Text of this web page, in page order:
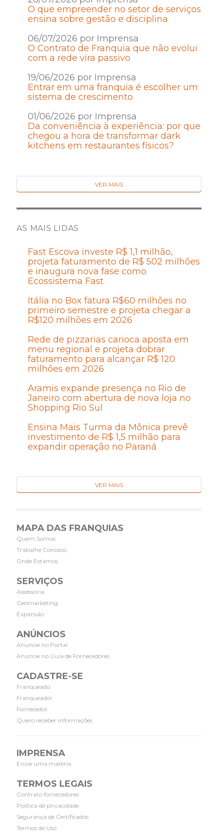
O que empreender no setor de serviços
ensina sobre gestão e disciplina
06/07/2026 por Imprensa
O Contrato de Franquia que não evolui
com a rede vira passivo
19/06/2026 por Imprensa
Entrar em uma franquia é escolher um
sistema de crescimento
01/06/2026 por Imprensa
Da conveniência à experiência: por que
chegou a hora de transformar dark
kitchens em restaurantes físicos?
VER MAIS
AS MAIS LIDAS
Fast Escova investe R$ 1,1 milhão,
projeta faturamento de R$ 502 milhões
e inaugura nova fase como
Ecossistema Fast
Itália no Box fatura R$60 milhões no
primeiro semestre e projeta chegar a
R$120 milhões em 2026
Rede de pizzarias carioca aposta em
menu regional e projeta dobrar
faturamento para alcançar R$ 120
milhões em 2026
Aramis expande presença no Rio de
Janeiro com abertura de nova loja no
Shopping Rio Sul
Ensina Mais Turma da Mônica prevê
investimento de R$ 1,5 milhão para
expandir operação no Paraná
VER MAIS
MAPA DAS FRANQUIAS
Quem Somos
Trabalhe Conosco
Onde Estamos
SERVIÇOS
Assessoria
Geomarketing
Expansão
ANÚNCIOS
Anuncie no Portal
Anuncie no Guia de Fornecedores
CADASTRE-SE
Franqueado
Franqueador
Fornecedor
Quero receber informações
IMPRENSA
Envie uma matéria
TERMOS LEGAIS
Contrato fornecedores
Política de privacidade
Segurança de Certificados
Termos de Uso